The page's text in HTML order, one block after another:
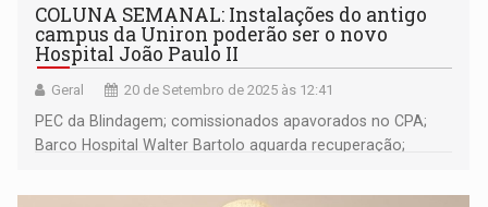
COLUNA SEMANAL: Instalações do antigo
campus da Uniron poderão ser o novo
Hospital João Paulo II
Geral 20 de Setembro de 2025 às 12:41
PEC da Blindagem; comissionados apavorados no CPA;
Barco Hospital Walter Bartolo aguarda recuperação;
abandonados; Vinicius Miguel fala sobre planos para a